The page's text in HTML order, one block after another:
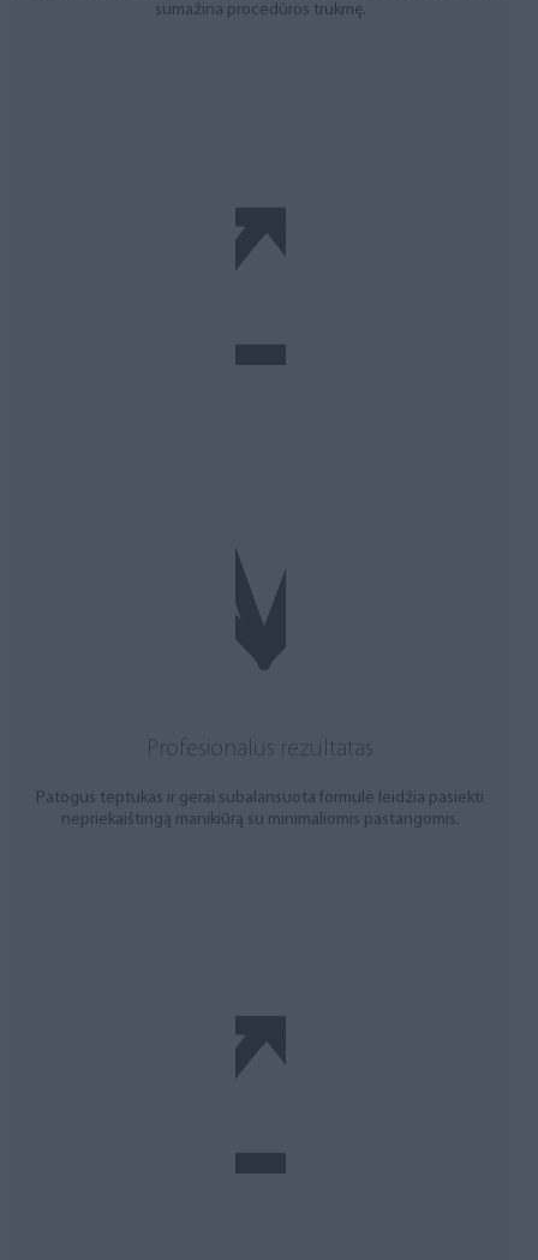
sumažina procedūros trukmę.
Profesionalus rezultatas
Patogus teptukas ir gerai subalansuota formulė leidžia pasiekti
nepriekaištingą manikiūrą su minimaliomis pastangomis.